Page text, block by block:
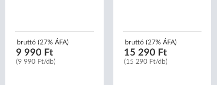
bruttó (27% ÁFA)
9 990 Ft
(9 990 Ft/db)
bruttó (27% ÁFA)
15 290 Ft
(15 290 Ft/db)